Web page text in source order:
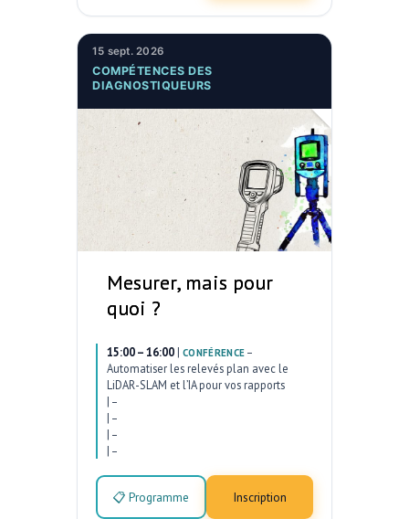
15 sept. 2026
COMPÉTENCES DES
DIAGNOSTIQUEURS
Mesurer, mais pour
quoi ?
15:00 – 16:00 | CONFÉRENCE –
Automatiser les relevés plan avec le
LiDAR-SLAM et l’IA pour vos rapports
| –
| –
| –
| –
📋 Programme Inscription